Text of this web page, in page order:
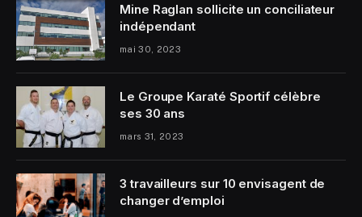
Mine Raglan sollicite un conciliateur
indépendant
mai 30, 2023
Le Groupe Karaté Sportif célèbre
ses 30 ans
mars 31, 2023
3 travailleurs sur 10 envisagent de
changer d’emploi